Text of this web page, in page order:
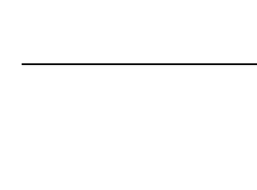
Sähköpostiosoitettasi ei julkaista.